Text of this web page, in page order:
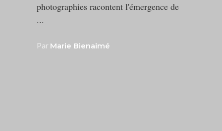
photographies racontent l'émergence de
Par Marie Bienaimé